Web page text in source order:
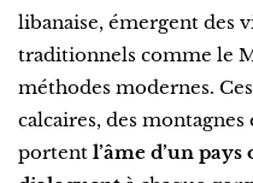
libanaise, émergent des
traditionnels comme le
méthodes modernes.
calcaires, des
portent l’âme d’un pays